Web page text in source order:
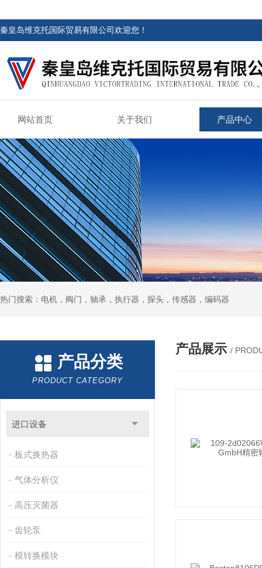
秦皇岛维克托国际贸易有限公司欢迎您！
网站首页 关于我们 产品中心
热门搜索：电机，阀门，轴承，执行器，探头，传感器，编码器
产品分类
PRODUCT CATEGORY
进口设备
板式换热器
气体分析仪
高压灭菌器
齿轮泵
模转换模块
产品展示 /